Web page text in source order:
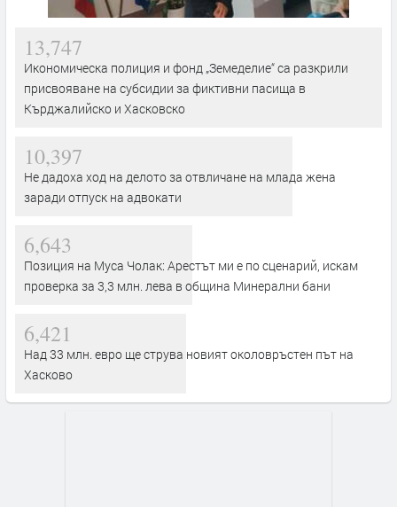
13,747
Икономическа полиция и фонд „Земеделие“ са разкрили
присвояване на субсидии за фиктивни пасища в
Кърджалийско и Хасковско
10,397
Не дадоха ход на делото за отвличане на млада жена
заради отпуск на адвокати
6,643
Позиция на Муса Чолак: Арестът ми е по сценарий, искам
проверка за 3,3 млн. лева в община Минерални бани
6,421
Над 33 млн. евро ще струва новият околовръстен път на
Хасково